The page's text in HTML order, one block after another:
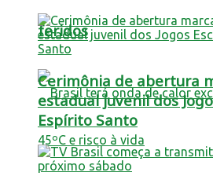
feridos
Cerimônia de abertura
estadual juvenil dos
Espírito Santo